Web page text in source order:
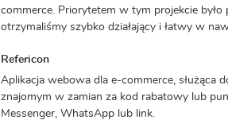
commerce. Priorytetem w tym projekcie
otrzymaliśmy szybko działający i łatwy w
Refericon
Aplikacja webowa dla e-commerce, służąca
znajomym w zamian za kod rabatowy lub
Messenger, WhatsApp lub link.